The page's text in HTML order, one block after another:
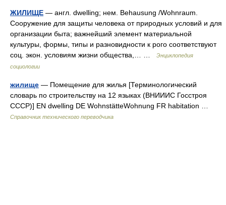
ЖИЛИЩЕ — англ. dwelling; нем. Behausung /Wohnraum.
Сооружение для защиты человека от природных условий и для
организации быта; важнейший элемент материальной
культуры, формы, типы и разновидности к рого соответствуют
соц. экон. условиям жизни общества,… …
Энциклопедия
социологии
жилище — Помещение для жилья [Терминологический
словарь по строительству на 12 языках (ВНИИИС Госстроя
СССР)] EN dwelling DE WohnstätteWohnung FR habitation …
Справочник технического переводчика